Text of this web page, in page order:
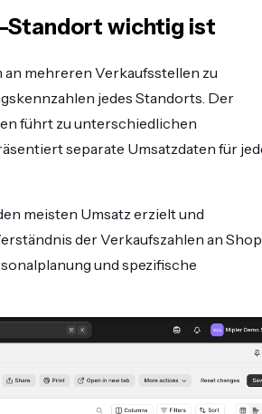
Standort wichtig ist
mehreren Verkaufsstellen zu
jedes Standorts. Der
führt zu unterschiedlichen
separate Umsatzdaten für
meisten Umsatz erzielt und
der Verkaufszahlen an
und spezifische